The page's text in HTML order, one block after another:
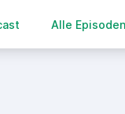
Alle Episoden